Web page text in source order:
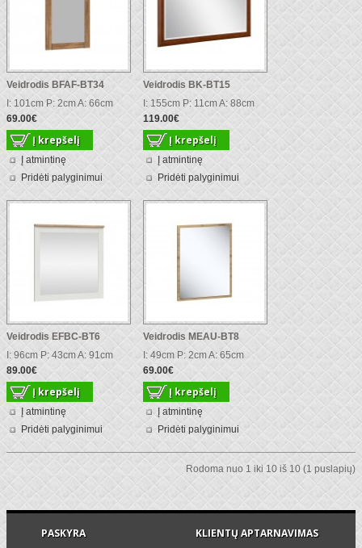
Veidrodis BFAF-BT34
I: 101cm P: 2cm A: 66cm
69.00€
Į atmintinę
Pridėti palyginimui
Veidrodis BK-BT15
I: 155cm P: 11cm A: 88cm
119.00€
Į atmintinę
Pridėti palyginimui
Veidrodis EFBC-BT6
I: 96cm P: 43cm A: 91cm
89.00€
Į atmintinę
Pridėti palyginimui
Veidrodis MEAU-BT8
I: 49cm P: 2cm A: 65cm
69.00€
Į atmintinę
Pridėti palyginimui
Rodoma nuo 1 iki 10 iš 10 (1 puslapių)
PASKYRA KLIENTŲ APTARNAVIMAS